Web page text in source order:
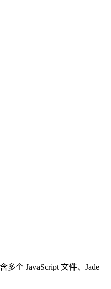
个 JavaScript 文件、Jade